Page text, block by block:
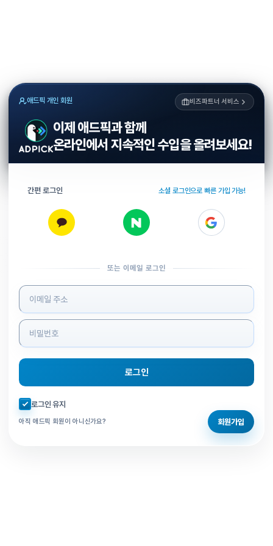
애드픽 개인 회원 비즈파트너 서비스
이제 애드픽과 함께
온라인에서 지속적인 수입을 올려보세요!
간편 로그인 소셜 로그인으로 빠른 가입 가능!
또는 이메일 로그인
로그인 정보 입력
로그인
자동로그인 체크
로그인 유지
아직 애드픽 회원이 아니신가요? 회원가입